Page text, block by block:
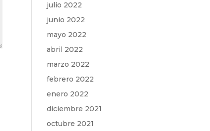
julio 2022
junio 2022
mayo 2022
abril 2022
marzo 2022
febrero 2022
enero 2022
diciembre 2021
octubre 2021